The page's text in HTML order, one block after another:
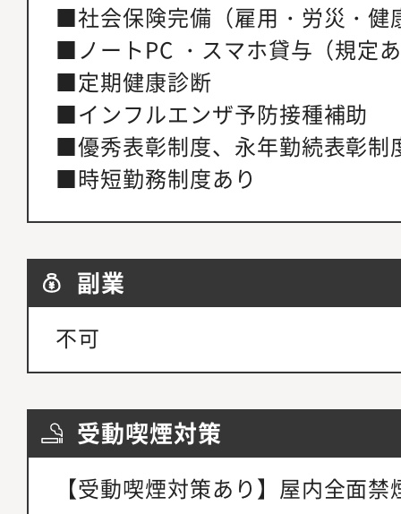
■社会保険完備（雇用・労災・健
■ノートPC ・スマホ貸与（規定
■定期健康診断
■インフルエンザ予防接種補助
■優秀表彰制度、永年勤続表彰制
■時短勤務制度あり
副業
不可
受動喫煙対策
【受動喫煙対策あり】屋内全面禁